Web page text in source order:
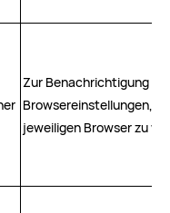
Zur Benachrichtigung
Browsereinstellungen,
jeweiligen Browser zu